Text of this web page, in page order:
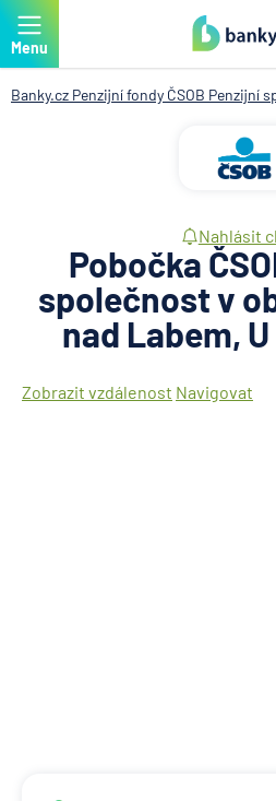
Menu
Banky.cz Penzijní fondy ČSOB Penzijní
Nahlásit
Pobočka
společnost v
nad Labem,
Zobrazit vzdálenost Navigovat